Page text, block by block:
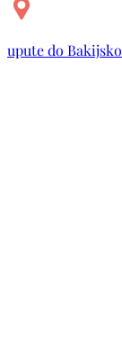
upute do